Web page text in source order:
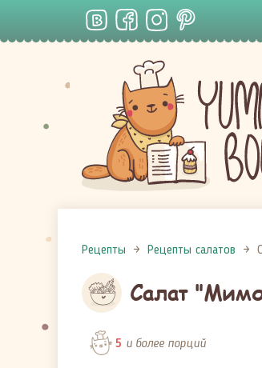
Рецепты Рецепты салатов
Салат
5 и более порций